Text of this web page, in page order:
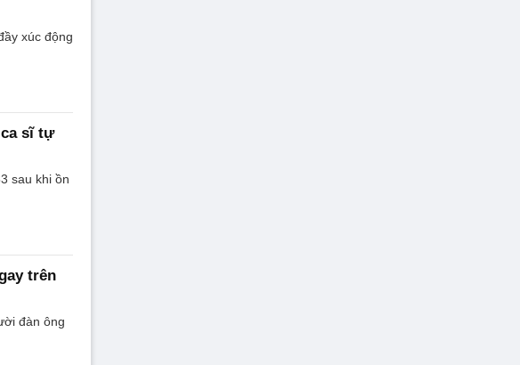
xúc động
sĩ tự
sau khi ồn
trên
đàn ông